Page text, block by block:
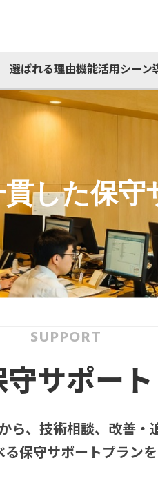
選ばれる理由機能活用シーン
貫した保守
SUPPORT
守サポート
ら、技術相談、改善・
保守サポートプランを